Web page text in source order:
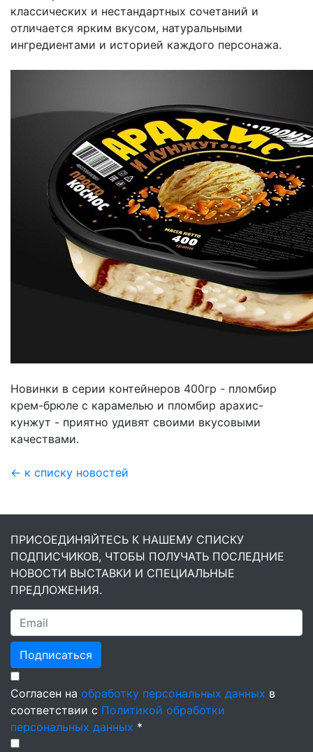
классических и нестандартных сочетаний и
отличается ярким вкусом, натуральными
ингредиентами и историей каждого персонажа.
Новинки в серии контейнеров 400гр - пломбир
крем-брюле с карамелью и пломбир арахис-
кунжут - приятно удивят своими вкусовыми
качествами.
← к списку новостей
ПРИСОЕДИНЯЙТЕСЬ К НАШЕМУ СПИСКУ
ПОДПИСЧИКОВ, ЧТОБЫ ПОЛУЧАТЬ ПОСЛЕДНИЕ
НОВОСТИ ВЫСТАВКИ И СПЕЦИАЛЬНЫЕ
ПРЕДЛОЖЕНИЯ.
Подписаться
Согласен на обработку персональных данных в
соответствии с Политикой обработки
персональных данных *